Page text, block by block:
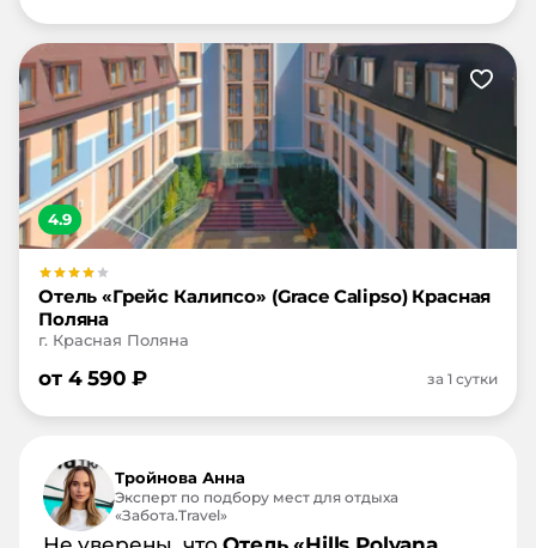
4.9
Отель «Грейс Калипсо» (Grace Calipso) Красная
Поляна
г. Красная Поляна
от 4 590 ₽ за 1 сутки
Тройнова Анна
Эксперт по подбору мест для отдыха
«Забота.Travel»